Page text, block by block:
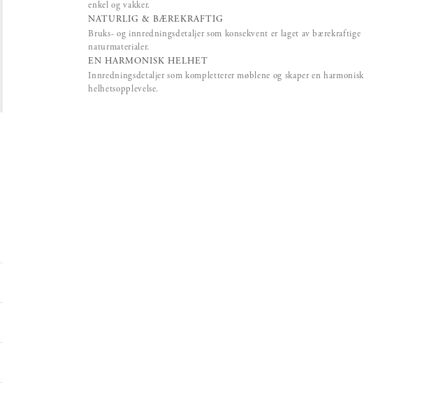
enkel og vakker.
NATURLIG & BÆREKRAFTIG
Bruks- og innredningsdetaljer som konsekvent er laget av bærekraftige
naturmaterialer.
EN HARMONISK HELHET
Innredningsdetaljer som kompletterer møblene og skaper en harmonisk
helhetsopplevelse.